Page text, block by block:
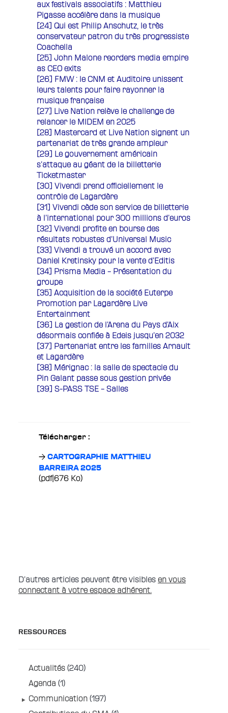
aux festivals associatifs : Matthieu
Pigasse accélère dans la musique
[24] Qui est Philip Anschutz, le très
conservateur patron du très progressiste
Coachella
[25] John Malone reorders media empire
as CEO exits
[26] FMW : le CNM et Auditoire unissent
leurs talents pour faire rayonner la
musique française
[27] Live Nation relève le challenge de
relancer le MIDEM en 2025
[28] Mastercard et Live Nation signent un
partenariat de très grande ampleur
[29] Le gouvernement américain
s’attaque au géant de la billetterie
Ticketmaster
[30] Vivendi prend officiellement le
contrôle de Lagardère
[31] Vivendi cède son service de billetterie
à l’international pour 300 millions d’euros
[32] Vivendi profite en bourse des
résultats robustes d’Universal Music
[33] Vivendi a trouvé un accord avec
Daniel Kretinsky pour la vente d’Editis
[34] Prisma Media – Présentation du
groupe
[35] Acquisition de la société Euterpe
Promotion par Lagardère Live
Entertainment
[36] La gestion de l’Arena du Pays d’Aix
désormais confiée à Edeis jusqu’en 2032
[37] Partenariat entre les familles Arnault
et Lagardère
[38] Mérignac : la salle de spectacle du
Pin Galant passe sous gestion privée
[39] S-PASS TSE – Salles
Télécharger :
CARTOGRAPHIE MATTHIEU
BARREIRA 2025
(pdf|676 Ko)
D’autres articles peuvent être visibles en vous
connectant à votre espace adhérent.
RESSOURCES
Actualités (240)
Agenda (1)
Communication (197)